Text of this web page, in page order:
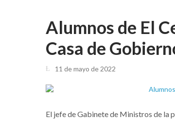
Alumnos de El
Casa de
11 de mayo de 2022
El jefe de Gabinete de Ministros de la